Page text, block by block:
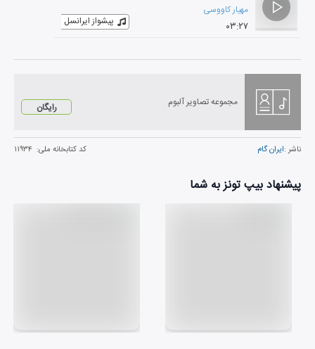
مهیار کاووسی
۰۳:۲۷ پیشواز ایرانسل
مجموعه تصاویر آلبوم رایگان
ناشر :ایران گام کد کتابخانه ملی: ۱۱۹۳۴
پیشنهاد بیپ تونز به شما